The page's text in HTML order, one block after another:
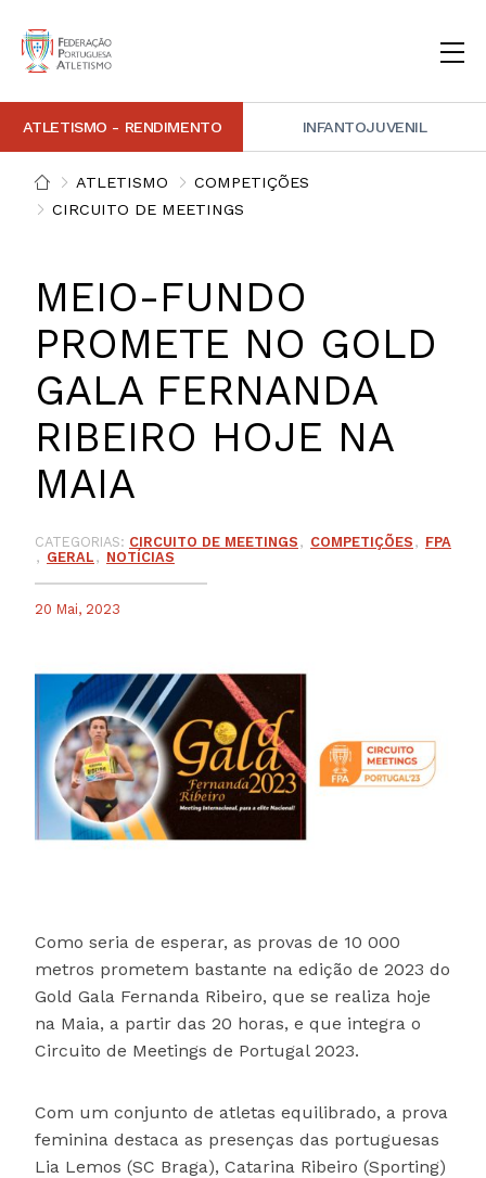
ATLETISMO - RENDIMENTO INFANTOJUVENIL
INSTITUCIONAL
DOCUMENTAÇÃO
ARBITRAGEM
DECISÕES DISCIPLINARES
CONTACTOS
FOTOGRAFIAS
VIDEOS
IMAGEM DE MARCA FPA
COMUNICADOS DE IMPRENSA
NEWSLETTER FPA
ATLETISMO
COMPETIÇÕES
CIRCUITO DE MEETINGS
MEIO-FUNDO
PROMETE NO GOLD
GALA FERNANDA
RIBEIRO HOJE NA
MAIA
CATEGORIAS: CIRCUITO DE MEETINGS COMPETIÇÕES
FPA
GERAL
NOTÍCIAS
20 Mai, 2023
Como seria de esperar, as provas de 10 000
metros prometem bastante na edição de 2023 do
Gold Gala Fernanda Ribeiro, que se realiza hoje
na Maia, a partir das 20 horas, e que integra o
Circuito de Meetings de Portugal 2023.
Com um conjunto de atletas equilibrado, a prova
feminina destaca as presenças das portuguesas
Lia Lemos (SC Braga), Catarina Ribeiro (Sporting)